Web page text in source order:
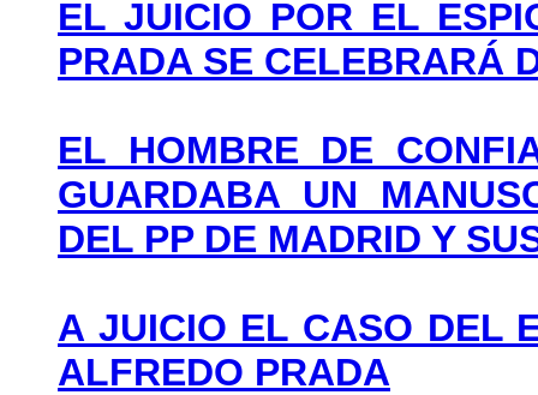
EL JUICIO POR EL
PRADA SE CELEBRARÁ
EL HOMBRE DE
GUARDABA UN
DEL PP DE MADRID Y
A JUICIO EL CASO DEL
ALFREDO PRADA